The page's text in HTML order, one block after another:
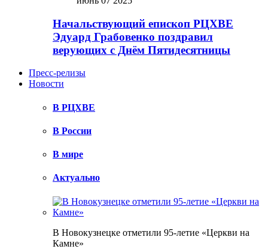
Начальствующий епископ РЦХВЕ
Эдуард Грабовенко поздравил
верующих с Днём Пятидесятницы
Пресс-релизы
Новости
В РЦХВЕ
В России
В мире
Актуально
В Новокузнецке отметили 95-летие «Церкви на
Камне»